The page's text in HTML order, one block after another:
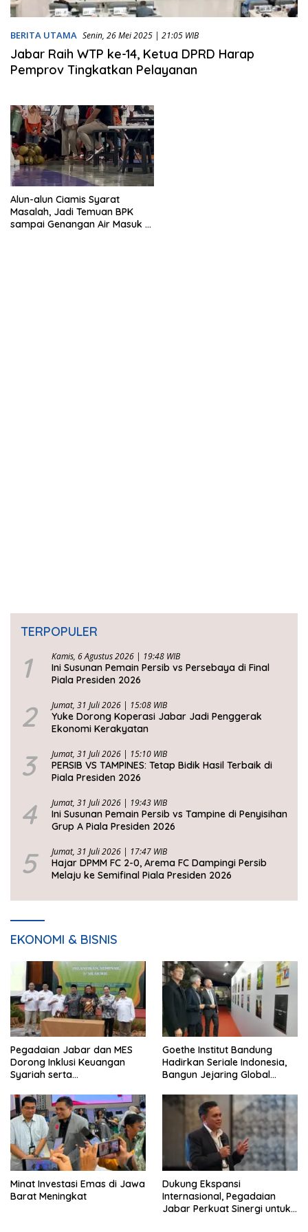
BERITA UTAMA Senin, 26 Mei 2025 | 21:05 WIB
Jabar Raih WTP ke-14, Ketua DPRD Harap
Pemprov Tingkatkan Pelayanan
Alun-alun Ciamis Syarat
Masalah, Jadi Temuan BPK
sampai Genangan Air Masuk di
TERPOPULER
1 Kamis, 6 Agustus 2026 | 19:48 WIB
Ini Susunan Pemain Persib vs Persebaya di Final
Piala Presiden 2026
2 Jumat, 31 Juli 2026 | 15:08 WIB
Yuke Dorong Koperasi Jabar Jadi Penggerak
Ekonomi Kerakyatan
3 Jumat, 31 Juli 2026 | 15:10 WIB
PERSIB VS TAMPINES: Tetap Bidik Hasil Terbaik di
Piala Presiden 2026
4 Jumat, 31 Juli 2026 | 19:43 WIB
Ini Susunan Pemain Persib vs Tampine di Penyisihan
Grup A Piala Presiden 2026
5 Jumat, 31 Juli 2026 | 17:47 WIB
Hajar DPMM FC 2-0, Arema FC Dampingi Persib
Melaju ke Semifinal Piala Presiden 2026
EKONOMI & BISNIS
Pegadaian Jabar dan MES
Dorong Inklusi Keuangan
Syariah serta
Goethe Institut Bandung
Hadirkan Seriale Indonesia,
Bangun Jejaring Global
Minat Investasi Emas di Jawa
Barat Meningkat
Dukung Ekspansi
Internasional, Pegadaian
Jabar Perkuat Sinergi untuk